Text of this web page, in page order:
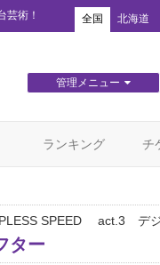
芸術！ 全国 北海道
管理メニュー
ランキング チ
SPEED act.3 デジ
ター